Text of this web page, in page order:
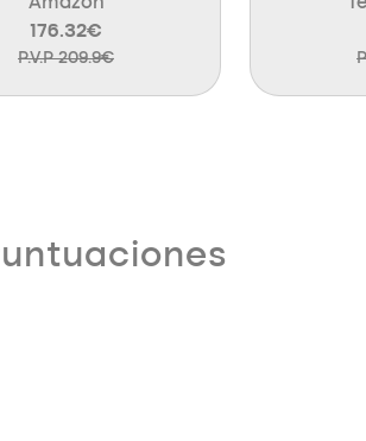
176.32€
P.V.P 209.9€